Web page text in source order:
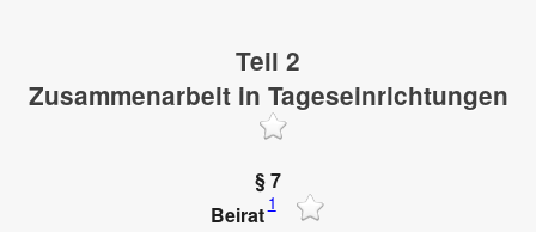
Teil 2
Zusammenarbeit in Tageseinrichtungen
§ 7
Beirat 1